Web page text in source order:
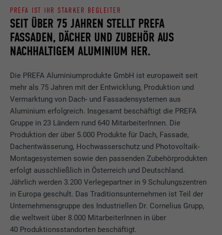
SEIT ÜBER 75 JAHREN STELLT PREFA
FASSADEN, DÄCHER UND ZUBEHÖR AUS
NACHHALTIGEM ALUMINIUM HER.
PREFA IST IHR STARKER BEGLEITER
Die PREFA Aluminiumprodukte GmbH ist europaweit seit
mehr als 75 Jahren mit der Entwicklung, Produktion und
Vermarktung von Dach- und Fassadensystemen aus
Aluminium erfolgreich. Insgesamt beschäftigt die PREFA
Gruppe in 23 Ländern rund 640 MitarbeiterInnen. Die
Produktion der über 5.000 Produkte für Dach, Fassade,
Dachentwässerung, Hochwasserschutz und Photovoltaik-
Montagesystemen sowie den passenden Zubehörprodukten
erfolgt ausschließlich in Österreich und Deutschland.
Jährlich werden 3.200 Verlegepartner in 9 Schulungszentren
in Europa geschult. Das Traditionsunternehmen ist Teil der
Unternehmensgruppe des Industriellen Dr. Cornelius Grupp,
die weltweit über 8.000 MitarbeiterInnen in über
40 Produktionsstandorten beschäftigt.